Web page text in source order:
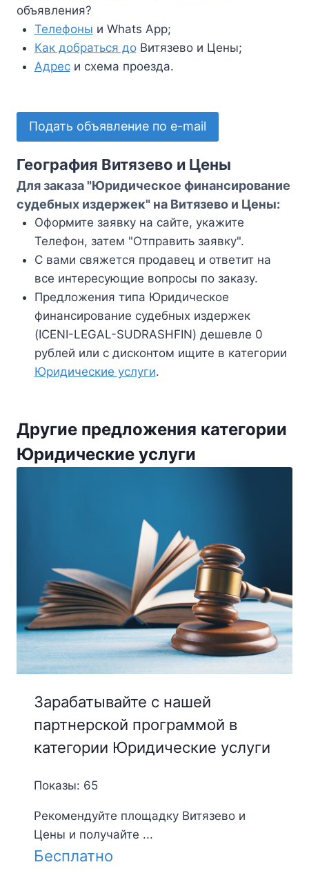
объявления?
Телефоны и Whats App;
Как добраться доВитязево и Цены;
Адреси схема проезда.
Подать объявление по e-mail
География Витязево и Цены
Для заказа "Юридическое финансирование
судебных издержек" на Витязево и Цены:
Оформите заявку на сайте, укажите
Телефон, затем "Отправить заявку".
С вами свяжется продавец и ответит на
все интересующие вопросы по заказу.
Предложения типа Юридическое
финансирование судебных издержек
(ICENI-LEGAL-SUDRASHFIN) дешевле 0
рублей или с дисконтом ищите в категории
Юридические услуги.
Другие предложения категории
Юридические услуги
Зарабатывайте с нашей
партнерской программой в
категории Юридические услуги
Показы: 65
Рекомендуйте площадку Витязево и
Цены и получайте ...
Бесплатно